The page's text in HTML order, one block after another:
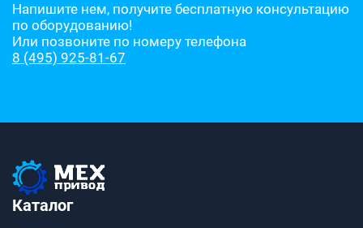
Напишите нем, получите бесплатную консультацию
по оборудованию!
Или позвоните по номеру телефона
8 (495) 925-81-67
Каталог